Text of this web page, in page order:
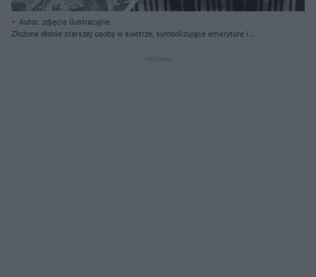
Autor: zdjęcie ilustracyjne
Złożone dłonie starszej osoby w swetrze, symbolizujące emeryturę i
ukazujące finanse seniorów. Więcej o świadczeniach dla emerytów na Super